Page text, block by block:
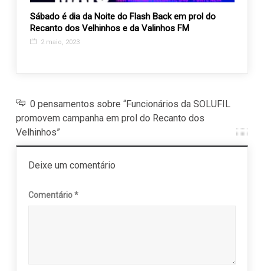
Sábado é dia da Noite do Flash Back em prol do
Recanto dos Velhinhos e da Valinhos FM
2 maio, 2023
0 pensamentos sobre “Funcionários da SOLUFIL
promovem campanha em prol do Recanto dos
Velhinhos”
Deixe um comentário
Comentário*